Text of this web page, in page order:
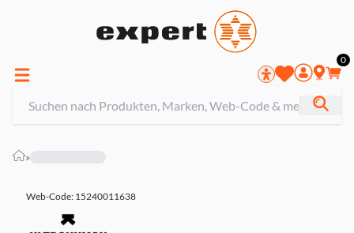
0
»
Web-Code: 15240011638